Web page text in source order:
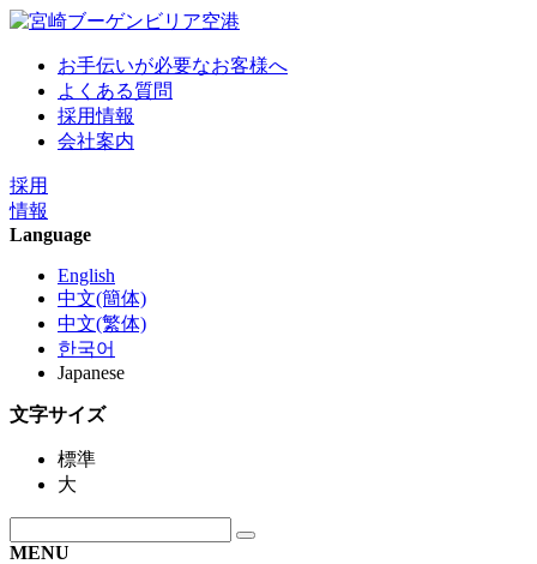
お手伝いが必要なお客様へ
よくある質問
採用情報
会社案内
採用
情報
Language
English
中文(簡体)
中文(繁体)
한국어
Japanese
文字サイズ
標準
大
MENU